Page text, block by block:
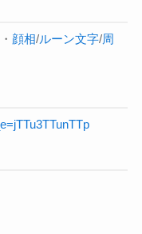
・ 顔相/ルーン文字/周